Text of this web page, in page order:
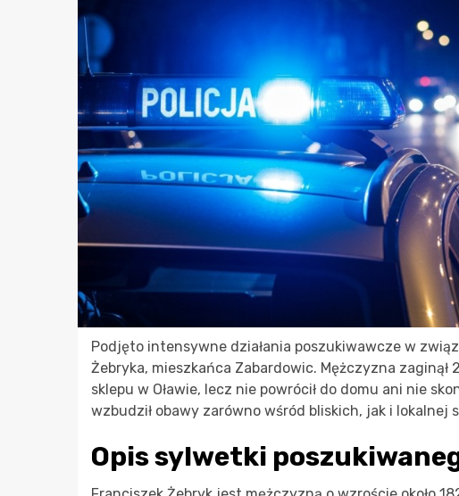
Podjęto intensywne działania poszukiwawcze w
Żebryka, mieszkańca Zabardowic. Mężczyzna zaginął
sklepu w Oławie, lecz nie powrócił do domu ani nie
wzbudził obawy zarówno wśród bliskich, jak i lokalnej
Opis sylwetki